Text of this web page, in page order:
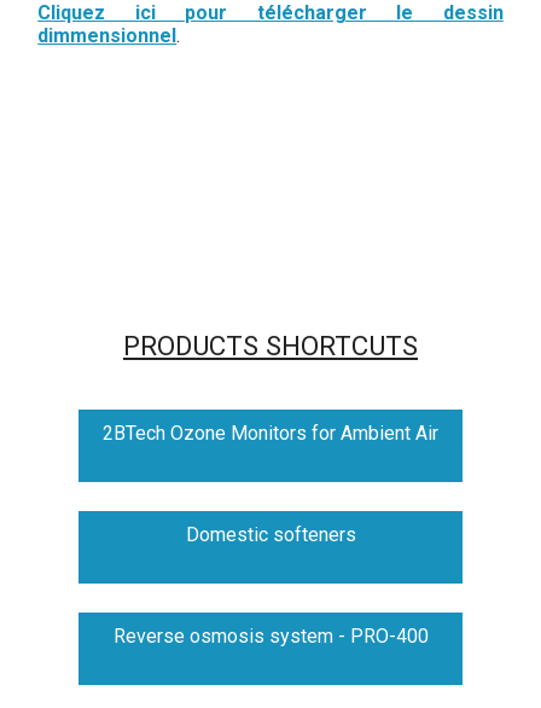
Cliquez ici pour télécharger le dessin
dimmensionnel.
PRODUCTS SHORTCUTS
2BTech Ozone Monitors for Ambient Air
Domestic softeners
Reverse osmosis system - PRO-400